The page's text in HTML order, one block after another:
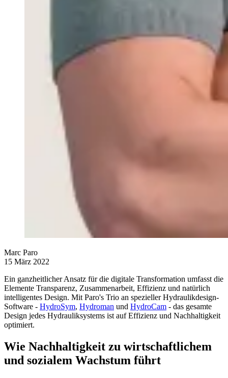
Marc Paro
15 März 2022
Ein ganzheitlicher Ansatz für die digitale Transformation umfasst die
Elemente Transparenz, Zusammenarbeit, Effizienz und natürlich
intelligentes Design. Mit Paro's Trio an spezieller Hydraulikdesign-
Software - HydroSym, Hydroman und HydroCam - das gesamte
Design jedes Hydrauliksystems ist auf Effizienz und Nachhaltigkeit
optimiert.
Wie Nachhaltigkeit zu wirtschaftlichem
und sozialem Wachstum führt